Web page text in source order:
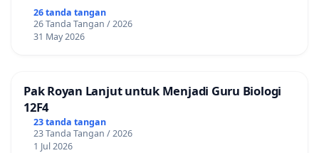
26 tanda tangan
26 Tanda Tangan / 2026
31 May 2026
Pak Royan Lanjut untuk Menjadi Guru Biologi
12F4
23 tanda tangan
23 Tanda Tangan / 2026
1 Jul 2026